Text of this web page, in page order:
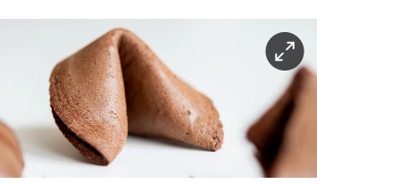
nord
wahrheit
verlag
verlag
veranstaltungen